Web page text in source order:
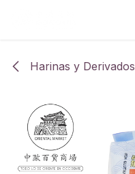
Harinas y Derivados